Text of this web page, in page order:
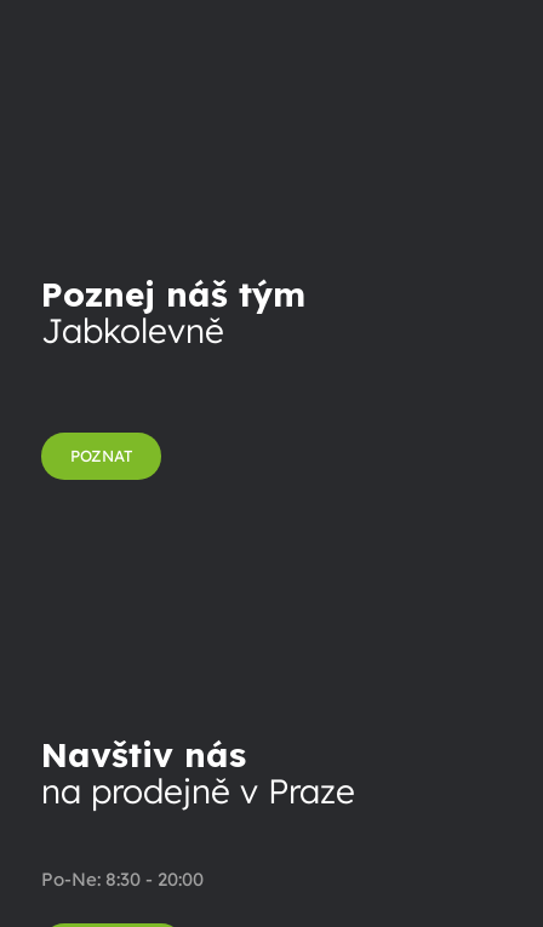
Poznej náš tým
Jabkolevně
POZNAT
Navštiv nás
na prodejně v Praze
Po-Ne: 8:30 - 20:00